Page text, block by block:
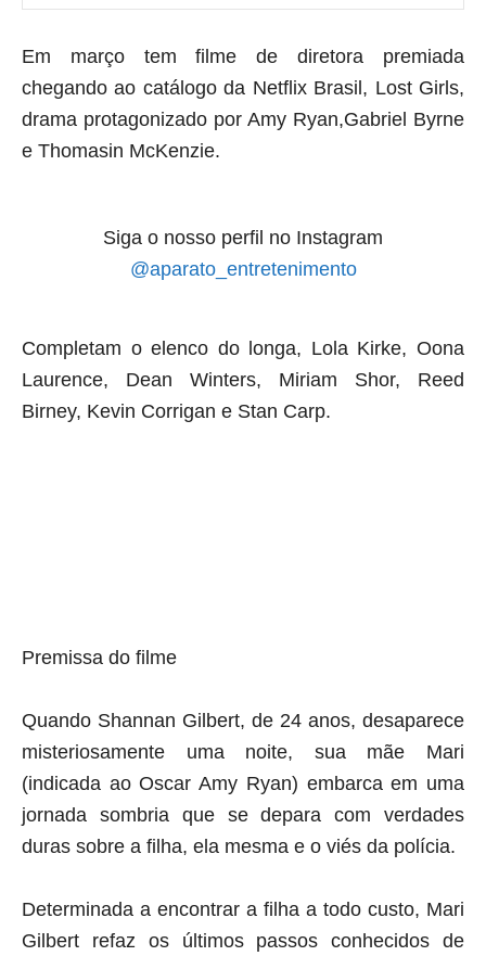
Em março tem filme de diretora premiada
chegando ao catálogo da Netflix Brasil, Lost Girls,
drama protagonizado porAmy Ryan,Gabriel Byrne
e Thomasin McKenzie.
Siga o nosso perfil no Instagram
@aparato_entretenimento
Completam o elenco do longa, Lola Kirke, Oona
Laurence, Dean Winters, Miriam Shor, Reed
Birney, Kevin Corrigan e Stan Carp.
Premissa do filme
Quando Shannan Gilbert, de 24 anos, desaparece
misteriosamente uma noite, sua mãe Mari
(indicada ao Oscar Amy Ryan) embarca em uma
jornada sombria que se depara com verdades
duras sobre a filha, ela mesma e o viés da polícia.
Determinada a encontrar a filha a todo custo, Mari
Gilbert refaz os últimos passos conhecidos de